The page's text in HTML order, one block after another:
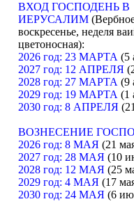
ВХОД ГОСПОДЕНЬ В
ИЕРУСАЛИМ
воскресенье, неделя
цветоносная):
2026 год: 23 МАРТА (5
2027 год: 12 АПРЕЛЯ
2028 год: 27 МАРТА (9
2029 год: 19 МАРТА (1
2030 год: 8 АПРЕЛЯ
ВОЗНЕСЕНИЕ
2026 год: 8 МАЯ (21
2027 год: 28 МАЯ (10
2028 год: 12 МАЯ (25
2029 год: 4 МАЯ (17
2030 год: 24 МАЯ (6